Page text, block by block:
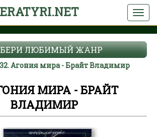
ЛЮБИМЫЙ ЖАНР
32. Агония мира - Брайт Владимир
МИРА - БРАЙТ
ВЛАДИМИР